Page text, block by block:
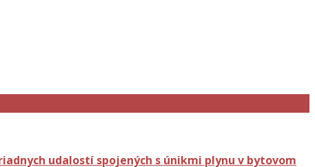
udalostí spojených s únikmi plynu v bytovom